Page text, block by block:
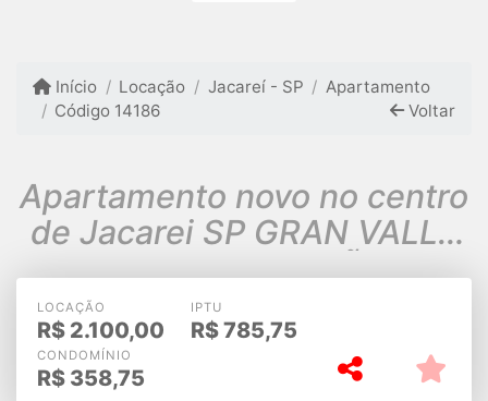
Início Locação Jacareí - SP
Apartamento
Código 14186
Voltar
Apartamento novo no centro
de Jacarei SP GRAN VALLE
ELVIRA LOCAÇÃO
LOCAÇÃO
R$ 2.100,00
IPTU
R$785,75
CONDOMÍNIO
R$ 358,75